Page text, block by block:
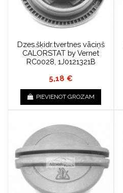
Dzes.šķidr.tvertnes vāciņš
CALORSTAT by Vernet
RC0028, 1J0121321B
5,18 €
PIEVIENOT GROZAM